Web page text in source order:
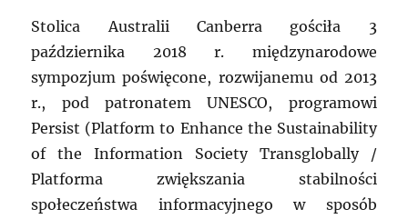
Stolica Australii Canberra gościła 3
października 2018 r. międzynarodowe
sympozjum poświęcone, rozwijanemu od 2013
r., pod patronatem UNESCO, programowi
Persist (Platform to Enhance the Sustainability
of the Information Society Transglobally /
Platforma zwiększania stabilności
społeczeństwa informacyjnego w sposób